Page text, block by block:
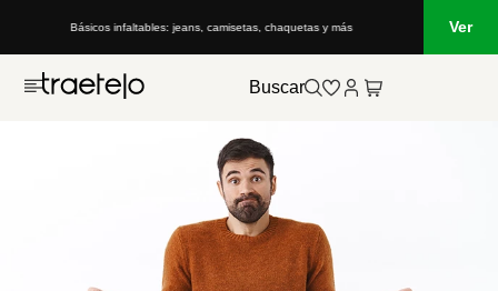
Básicos infaltables: jeans, camisetas, chaquetas y más Ver
Buscar